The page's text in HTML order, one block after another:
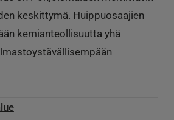
keskittymä. Huippuosaajien
kemianteollisuutta yhä